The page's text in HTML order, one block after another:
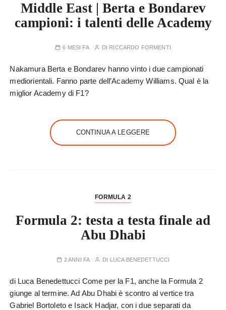
Middle East | Berta e Bondarev
campioni: i talenti delle Academy
6 MESI FA DI RICCARDO FORMENTI
Nakamura Berta e Bondarev hanno vinto i due campionati
mediorientali. Fanno parte dell’Academy Williams. Qual è la
miglior Academy di F1?
CONTINUA A LEGGERE
FORMULA 2
Formula 2: testa a testa finale ad
Abu Dhabi
2 ANNI FA DI LUCA BENEDETTUCCI
di Luca Benedettucci Come per la F1, anche la Formula 2
giunge al termine. Ad Abu Dhabi è scontro al vertice tra
Gabriel Bortoleto e Isack Hadjar, con i due separati da